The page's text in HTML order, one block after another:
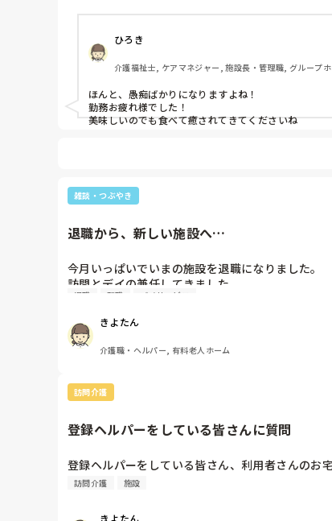
ひろき
介護福祉士, ケアマネジャー, 施設長・管理職, グループ
ほんと、愚痴ばかりになりますよね！
勤務お疲れ様でした！
美味しいのでも食べて癒されてきてくださいね
雑談・つぶやき
退職から、新しい施設へ…
今月いっぱいでいまの施設を退職になりました。
訪問とデイの兼任してきました。
自分の車で訪問しているから、ガソリン費がかか
元々、デイで働きたかったから、試用期間で辞め
退職 転職 デイサービス
きよたん
介護職・ヘルパー, 有料老人ホーム
訪問介護
登録ヘルパーをしている皆さんに質問
登録ヘルパーをしている皆さん、利用者さんのお
訪問介護 施設